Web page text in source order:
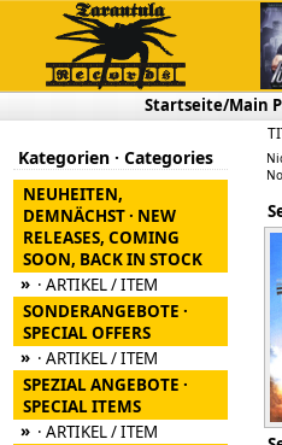
Startseite/Main
Kategorien · Categories
NEUHEITEN,
DEMNÄCHST · NEW
RELEASES, COMING
SOON, BACK IN STOCK
» · ARTIKEL / ITEM
SONDERANGEBOTE ·
SPECIAL OFFERS
» · ARTIKEL / ITEM
SPEZIAL ANGEBOTE ·
SPECIAL ITEMS
» · ARTIKEL / ITEM